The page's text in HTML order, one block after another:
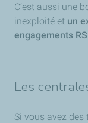
C’est aussi une
inexploité et un
engagements
Les
Si vous avez